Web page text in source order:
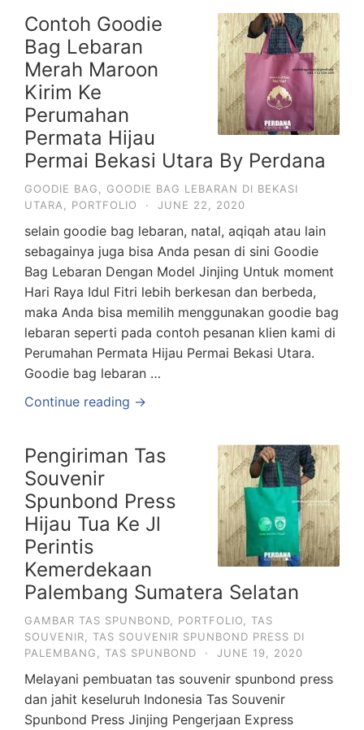
Contoh Goodie
Bag Lebaran
Merah Maroon
Kirim Ke
Perumahan
Permata Hijau
Permai Bekasi Utara By Perdana
GOODIE BAG
GOODIE BAG LEBARAN DI BEKASI
UTARA
PORTFOLIO · JUNE 22, 2020
selain goodie bag lebaran, natal, aqiqah atau lain
sebagainya juga bisa Anda pesan di sini Goodie
Bag Lebaran Dengan Model Jinjing Untuk moment
Hari Raya Idul Fitri lebih berkesan dan berbeda,
maka Anda bisa memilih menggunakan goodie bag
lebaran seperti pada contoh pesanan klien kami di
Perumahan Permata Hijau Permai Bekasi Utara.
Goodie bag lebaran …
Continue reading →
Pengiriman Tas
Souvenir
Spunbond Press
Hijau Tua Ke Jl
Perintis
Kemerdekaan
Palembang Sumatera Selatan
GAMBAR TAS SPUNBOND PORTFOLIO
TAS
SOUVENIR
TAS SOUVENIR SPUNBOND PRESS DI
PALEMBANG
TAS SPUNBOND · JUNE 19, 2020
Melayani pembuatan tas souvenir spunbond press
dan jahit keseluruh Indonesia Tas Souvenir
Spunbond Press Jinjing Pengerjaan Express